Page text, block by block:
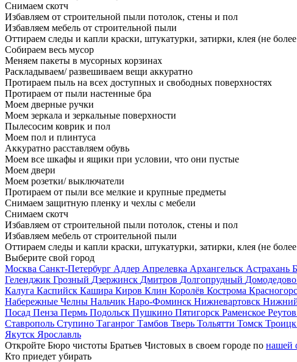
Снимаем скотч
Избавляем от строительной пыли потолок, стены и пол
Избавляем мебель от строительной пыли
Оттираем следы и капли краски, штукатурки, затирки, клея (не
Собираем весь мусор
Меняем пакеты в мусорных корзинах
Раскладываем/ развешиваем вещи аккуратно
Протираем пыль на всех доступных и свободных поверхностях
Протираем от пыли настенные бра
Моем дверные ручки
Моем зеркала и зеркальные поверхности
Пылесосим коврик и пол
Моем пол и плинтуса
Аккуратно расставляем обувь
Моем все шкафы и ящики при условии, что они пустые
Моем двери
Моем розетки/ выключатели
Протираем от пыли все мелкие и крупные предметы
Снимаем защитную пленку и чехлы с мебели
Снимаем скотч
Избавляем от строительной пыли потолок, стены и пол
Избавляем мебель от строительной пыли
Оттираем следы и капли краски, штукатурки, затирки, клея (не
Выберите свой город
Москва Санкт-Петербург Адлер Апрелевка Архангельск Астрахань
Геленджик Грозный Дзержинск Дмитров Долгопрудный Домодедово
Калуга Каспийск Кашира Киров Клин Королёв Кострома
Набережные Челны Нальчик Наро-Фоминск Нижневартовск
Посад Пенза Пермь Подольск Пушкино Пятигорск Раменское Реутов
Ставрополь Ступино Таганрог Тамбов Тверь Тольятти Томск Троицк
Якутск Ярославль
Откройте Бюро чистоты Братьев Чистовых в своем городе по нашей
Кто приедет убирать